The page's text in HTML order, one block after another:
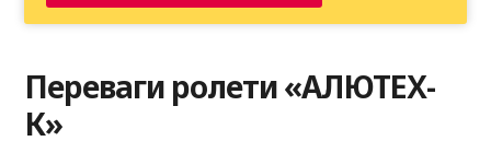
Переваги ролети «АЛЮТЕХ-
К»